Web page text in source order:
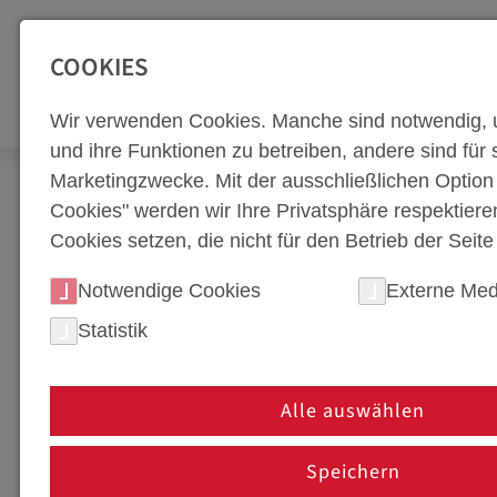
Zur Top Navigation springen [Alt+1]Zur Hauptnavigation
Newsroom Corporate Blog Technik-Blog
DIREKTE UND
ANWENDUNGEN
Die direkte Warmumformung und die
verschiedene Verfahren zur Herstellung
Methoden das Ziel haben, komplexe
COOKIES
Wir verwenden Cookies. Manche sind notwendig,
und ihre Funktionen zu betreiben, andere sind für
Marketingzwecke. Mit der ausschließlichen
Cookies" werden wir Ihre Privatsphäre
Cookies setzen, die nicht für den Betrieb der
Notwendige Cookies
Externe
Statistik
Alle auswählen
Speichern